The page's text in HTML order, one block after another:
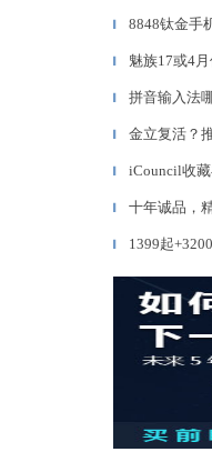
▎ 8848钛金手
▎ 魅族17或4
▎ 拼音输入法
▎ 金立复活？
▎ iCouncil收
▎ 十年诚品，
▎ 1399起